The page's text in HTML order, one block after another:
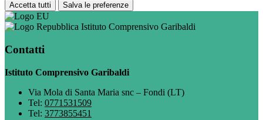
Accetta tutti Salva le preferenze
Istituto Comprensivo Garibaldi
Contatti
Istituto Comprensivo Garibaldi
Via Mola di Santa Maria snc – Fondi (LT)
Tel: 0771531509
Tel: 3773855451